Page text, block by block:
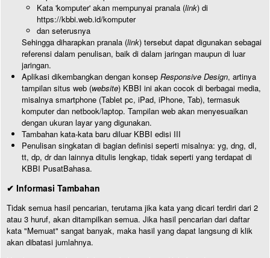
Kata 'komputer' akan mempunyai pranala (link) di
https://kbbi.web.id/komputer
dan seterusnya
Sehingga diharapkan pranala (link) tersebut dapat digunakan sebagai
referensi dalam penulisan, baik di dalam jaringan maupun di luar
jaringan.
Aplikasi dikembangkan dengan konsep Responsive Design, artinya
tampilan situs web (website) KBBI ini akan cocok di berbagai media,
misalnya smartphone (Tablet pc, iPad, iPhone, Tab), termasuk
komputer dan netbook/laptop. Tampilan web akan menyesuaikan
dengan ukuran layar yang digunakan.
Tambahan kata-kata baru diluar KBBI edisi III
Penulisan singkatan di bagian definisi seperti misalnya: yg, dng, dl,
tt, dp, dr dan lainnya ditulis lengkap, tidak seperti yang terdapat di
KBBI PusatBahasa.
✔ Informasi Tambahan
Tidak semua hasil pencarian, terutama jika kata yang dicari terdiri dari 2
atau 3 huruf, akan ditampilkan semua. Jika hasil pencarian dari daftar
kata "Memuat" sangat banyak, maka hasil yang dapat langsung di klik
akan dibatasi jumlahnya.